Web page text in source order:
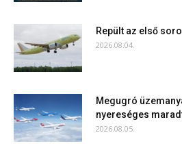
Repült az első
2026.08.04.
Megugró
nyereséges
2026.08.05.